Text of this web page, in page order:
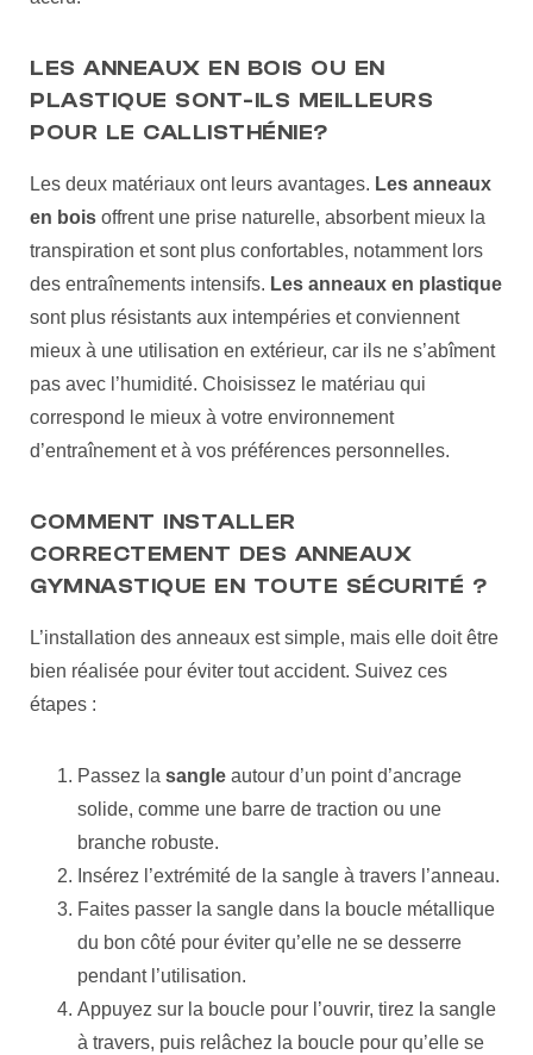
LES ANNEAUX EN BOIS OU EN
PLASTIQUE SONT-ILS MEILLEURS
POUR LE CALLISTHÉNIE?
Les deux matériaux ont leurs avantages. Les anneaux
en bois offrent une prise naturelle, absorbent mieux la
transpiration et sont plus confortables, notamment lors
des entraînements intensifs. Les anneaux en plastique
sont plus résistants aux intempéries et conviennent
mieux à une utilisation en extérieur, car ils ne s’abîment
pas avec l’humidité. Choisissez le matériau qui
correspond le mieux à votre environnement
d’entraînement et à vos préférences personnelles.
COMMENT INSTALLER
CORRECTEMENT DES ANNEAUX
GYMNASTIQUE EN TOUTE SÉCURITÉ ?
L’installation des anneaux est simple, mais elle doit être
bien réalisée pour éviter tout accident. Suivez ces
étapes :
Passez la sangle autour d’un point d’ancrage
solide, comme une barre de traction ou une
branche robuste.
Insérez l’extrémité de la sangle à travers l’anneau.
Faites passer la sangle dans la boucle métallique
du bon côté pour éviter qu’elle ne se desserre
pendant l’utilisation.
Appuyez sur la boucle pour l’ouvrir, tirez la sangle
à travers, puis relâchez la boucle pour qu’elle se